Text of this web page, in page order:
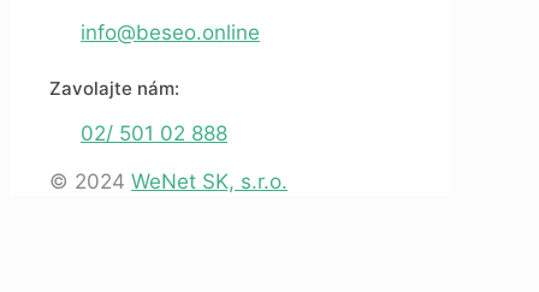
info@beseo.online
Zavolajte nám:
02/ 501 02 888
© 2024 WeNet SK, s.r.o.